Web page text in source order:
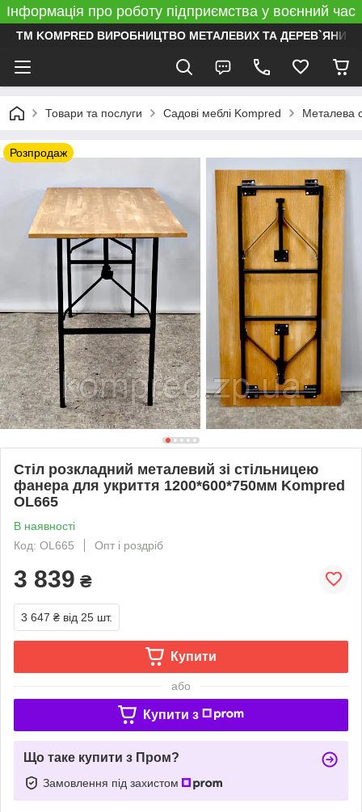
Інформація про роботу підприємства у воєнний час
ТМ KOMPRED ВИРОБНИЦТВО МЕТАЛЕВИХ ТА ДЕРЕВ`ЯНИХ
Товари та послуги Садові меблі Kompred Металева
Розпродаж
Стіл розкладний металевий зі стільницею
фанера для укриття 1200*600*750мм Kompred
OL665
В наявності
Код: OL665
Опт і роздріб
3 839 ₴
3 647 ₴ від 25 шт.
Купити
або
Купити з
Що таке купити з Пром?
Замовлення під захистом